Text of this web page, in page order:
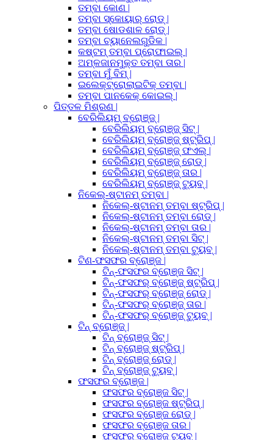
ତମ୍ବା କୋଣ |
ତମ୍ବା ସ୍କୋୟାର୍ ରୋଡ୍ |
ତମ୍ବା ଷୋଡଶାଳ ରୋଡ୍ |
ତମ୍ବା ଚ୍ୟାନେଲଗୁଡିକ |
କଷ୍ଟମ୍ ତମ୍ବା ପ୍ରୋଫାଇଲ୍ |
ଅମ୍ଳଜାନମୁକ୍ତ ତମ୍ବା ତାର |
ତମ୍ବା ମୁଁ ବିମ୍ |
ଇଲେକ୍ଟ୍ରୋଲାଇଟିକ୍ ତମ୍ବା |
ତମ୍ବା ପାନକେକ୍ କୋଇଲ୍ |
ପିତ୍ତଳ ମିଶ୍ରଣ |
ବେରିଲିୟମ୍ ବ୍ରୋଞ୍ଜ୍ |
ବେରିଲିୟମ୍ ବ୍ରୋଞ୍ଜ୍ ସିଟ୍ |
ବେରିଲିୟମ୍ ବ୍ରୋଞ୍ଜ୍ ଷ୍ଟ୍ରିପ୍ |
ବେରିଲିୟମ୍ ବ୍ରୋଞ୍ଜ୍ ଫଏଲ୍ |
ବେରିଲିୟମ୍ ବ୍ରୋଞ୍ଜ୍ ରୋଡ୍ |
ବେରିଲିୟମ୍ ବ୍ରୋଞ୍ଜ୍ ତାର |
ବେରିଲିୟମ୍ ବ୍ରୋଞ୍ଜ୍ ଟ୍ୟୁବ୍ |
ନିକେଲ୍-ଷ୍ଟାନମ୍ ତମ୍ବା |
ନିକେଲ୍-ଷ୍ଟାନମ୍ ତମ୍ବା ଷ୍ଟ୍ରିପ୍ |
ନିକେଲ୍-ଷ୍ଟାନମ୍ ତମ୍ବା ରୋଡ୍ |
ନିକେଲ୍-ଷ୍ଟାନମ୍ ତମ୍ବା ତାର |
ନିକେଲ୍-ଷ୍ଟାନମ୍ ତମ୍ବା ସିଟ୍ |
ନିକେଲ୍-ଷ୍ଟାନମ୍ ତମ୍ବା ଟ୍ୟୁବ୍ |
ଟିଣ-ଫସଫର ବ୍ରୋଞ୍ଜ |
ଟିନ୍-ଫସଫର ବ୍ରୋଞ୍ଜ ସିଟ୍ |
ଟିନ୍-ଫସଫର୍ ବ୍ରୋଞ୍ଜ୍ ଷ୍ଟ୍ରିପ୍ |
ଟିନ୍-ଫସଫର୍ ବ୍ରୋଞ୍ଜ୍ ରୋଡ୍ |
ଟିନ୍-ଫସଫର୍ ବ୍ରୋଞ୍ଜ୍ ତାର |
ଟିନ୍-ଫସଫର୍ ବ୍ରୋଞ୍ଜ୍ ଟ୍ୟୁବ୍ |
ଟିନ୍ ବ୍ରୋଞ୍ଜ୍ |
ଟିନ୍ ବ୍ରୋଞ୍ଜ୍ ସିଟ୍ |
ଟିନ୍ ବ୍ରୋଞ୍ଜ୍ ଷ୍ଟ୍ରିପ୍ |
ଟିନ୍ ବ୍ରୋଞ୍ଜ୍ ରୋଡ୍ |
ଟିନ୍ ବ୍ରୋଞ୍ଜ୍ ଟ୍ୟୁବ୍ |
ଫସଫର ବ୍ରୋଞ୍ଜ |
ଫସଫର ବ୍ରୋଞ୍ଜ ସିଟ୍ |
ଫସଫର ବ୍ରୋଞ୍ଜ ଷ୍ଟ୍ରିପ୍ |
ଫସଫର ବ୍ରୋଞ୍ଜ ରୋଡ୍ |
ଫସଫର ବ୍ରୋଞ୍ଜ ତାର |
ଫସଫର ବ୍ରୋଞ୍ଜ ଟ୍ୟୁବ୍ |